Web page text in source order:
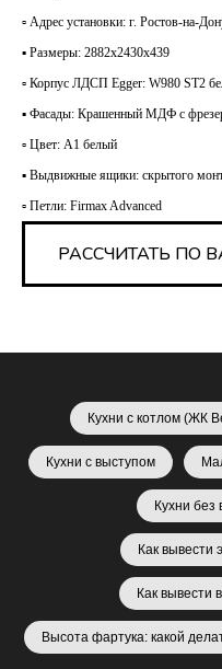
▫️ Адрес установки: г. Ростов-на-
▪️ Размеры: 2882х2430х439
▫️ Корпус ЛДСП Egger: W980 ST2
▪️ Фасады: Крашенный МДФ с
▫️ Цвет: А1 белый
▪️ Выдвижные ящики: скрытого
▫️ Петли: Firmax Advanced
РАССЧИТАТЬ ПО
Кухни с котлом (ЖК
Кухни с выступом
Кухни без
Как вывести
Как вывести
Высота фартука: какой